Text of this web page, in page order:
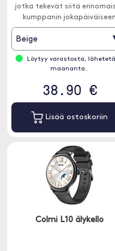
jotka tekevät siitä
kumppanin jokapäiväiseen
käyttöön.
Beige
Löytyy varastosta,
maananta..
38.90 €
Lisää ostoskoriin
Colmi L10 älykello